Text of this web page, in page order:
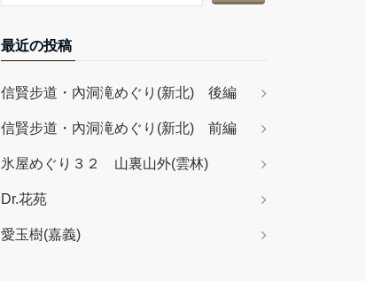
最近の投稿
信賢步道・內洞滝めぐり(新北) 後編
信賢步道・內洞滝めぐり(新北) 前編
氷屋めぐり３２ 山裏山外(雲林)
Dr.花苑
愛玉樹(嘉義)